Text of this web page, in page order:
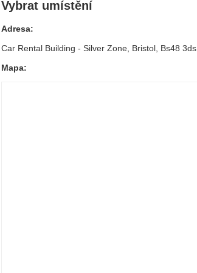
Vybrat umístění
Adresa:
Car Rental Building - Silver Zone, Bristol, Bs48 3ds
Mapa: